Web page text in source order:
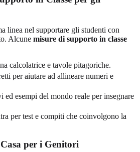
linea nel supportare gli studenti con
Alcune misure di supporto in classe
calcolatrice e tavole pitagoriche.
per aiutare ad allineare numeri e
esempi del mondo reale per insegnare
per test e compiti che coinvolgono la
per i Genitori